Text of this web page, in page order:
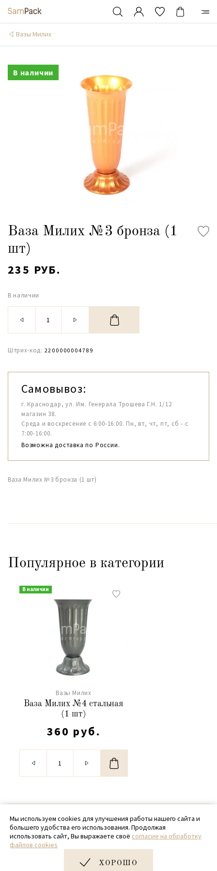
Вазы Милих
В наличии
Ваза Милих №3 бронза (1
шт)
235 РУБ.
В наличии
Штрих-код: 2200000004789
Самовывоз:
г. Краснодар, ул. Им. Генерала Трошева Г.Н. 1/12
магазин 38.
Среда и воскресение с 6:00-16:00. Пн, вт, чт, пт, сб - с
7:00-16:00.
Возможна доставка по России.
Ваза Милих №3 бронза (1 шт)
Популярное в категории
В наличии
Вазы Милих
Ваза Милих №4 стальная
(1 шт)
360 руб.
© 2020 - 2026 SamPack
+ 7 (918) 699-97-87
zakaz@sampack.store
Дизайн и разработка сайта
Мы используем cookies для улучшения работы нашего сайта и
большего удобства его использования. Продолжая
использовать сайт, Вы выражаете своё согласие на обработку
файлов cookies
ХОРОШО